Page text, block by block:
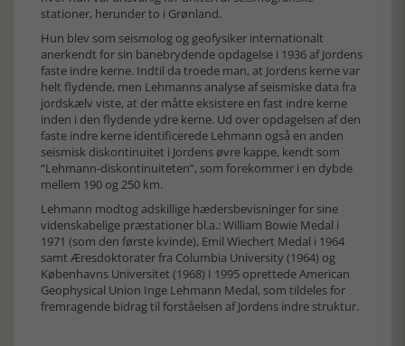
stationer, herunder to i Grønland.
Hun blev som seismolog og geofysiker internationalt
anerkendt for sin banebrydende opdagelse i 1936 af Jordens
faste indre kerne. Indtil da troede man, at Jordens kerne var
helt flydende, men Lehmanns analyse af seismiske data fra
jordskælv viste, at der måtte eksistere en fast indre kerne
inden i den flydende ydre kerne. Ud over opdagelsen af den
faste indre kerne identificerede Lehmann også en anden
seismisk diskontinuitet i Jordens øvre kappe, kendt som
“Lehmann-diskontinuiteten”, som forekommer i en dybde
mellem 190 og 250 km.
Lehmann modtog adskillige hædersbevisninger for sine
videnskabelige præstationer bl.a.: William Bowie Medal i
1971 (som den første kvinde), Emil Wiechert Medal i 1964
samt Æresdoktorater fra Columbia University (1964) og
Københavns Universitet (1968) I 1995 oprettede American
Geophysical Union Inge Lehmann Medal, som tildeles for
fremragende bidrag til forståelsen af Jordens indre struktur.